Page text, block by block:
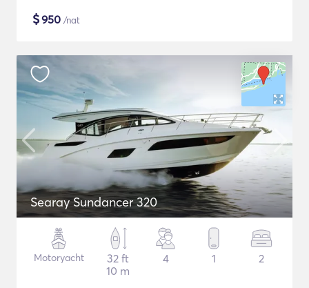
$950 /nat
Searay Sundancer 320
Motoryacht
32 ft
10 m
4 1 2